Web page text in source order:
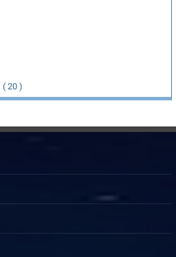
( 20 )